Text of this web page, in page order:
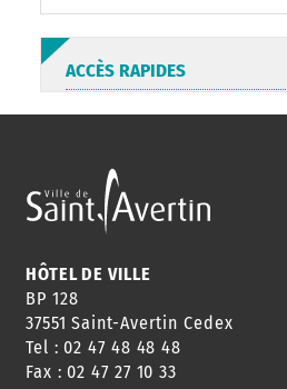
ACCÈS RAPIDES
ANNUAIRE
HORAIRES
CONSEILS
DE QUARTIER
HÔTEL DE VILLE
BP 128
37551 Saint-Avertin Cedex
Tel : 02 47 48 48 48
Fax : 02 47 27 10 33